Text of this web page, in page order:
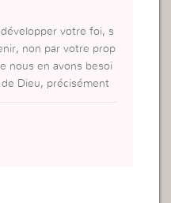
votre foi, s
non par votre prop
nous en avons besoi
Dieu, précisément